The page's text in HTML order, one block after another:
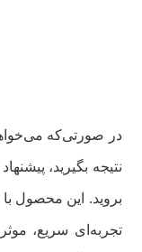
در صورتی‌که
نتیجه بگیرید،
بروید. این محصول
تجربه‌ای سریع،